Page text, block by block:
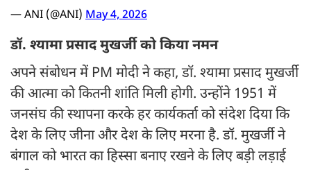
— ANI (@ANI) May 4, 2026
डॉ. श्यामा प्रसाद मुखर्जी को किया नमन
अपने संबोधन में PM मोदी ने कहा, डॉ. श्यामा प्रसाद मुखर्जी
की आत्मा को कितनी शांति मिली होगी. उन्होंने 1951 में
जनसंघ की स्थापना करके हर कार्यकर्ता को संदेश दिया कि
देश के लिए जीना और देश के लिए मरना है. डॉ. मुखर्जी ने
बंगाल को भारत का हिस्सा बनाए रखने के लिए बड़ी लड़ाई